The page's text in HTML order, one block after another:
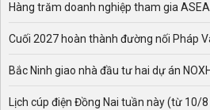
Hàng trăm doanh nghiệp tham gia
Cuối 2027 hoàn thành đường nối Pháp
Bắc Ninh giao nhà đầu tư hai dự án
Lịch cúp điện Đồng Nai tuần này (từ 10/